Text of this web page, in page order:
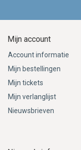
Mijn account
Account informatie
Mijn bestellingen
Mijn tickets
Mijn verlanglijst
Nieuwsbrieven